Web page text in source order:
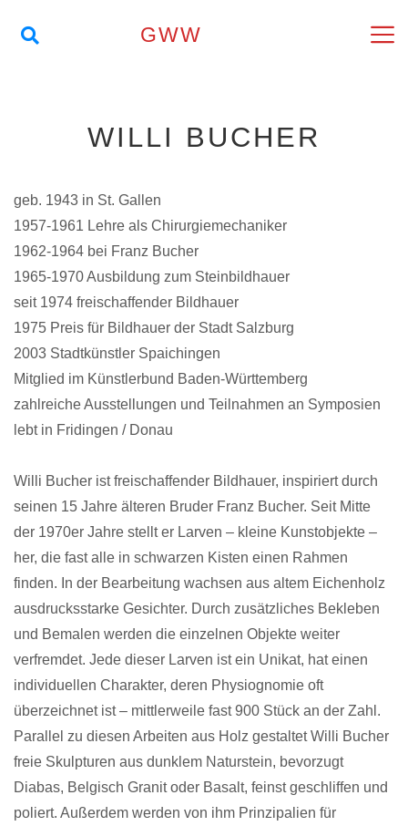
GWW
WILLI BUCHER
geb. 1943 in St. Gallen
1957-1961 Lehre als Chirurgiemechaniker
1962-1964 bei Franz Bucher
1965-1970 Ausbildung zum Steinbildhauer
seit 1974 freischaffender Bildhauer
1975 Preis für Bildhauer der Stadt Salzburg
2003 Stadtkünstler Spaichingen
Mitglied im Künstlerbund Baden-Württemberg
zahlreiche Ausstellungen und Teilnahmen an Symposien
lebt in Fridingen / Donau
Willi Bucher ist freischaffender Bildhauer, inspiriert durch
seinen 15 Jahre älteren Bruder Franz Bucher. Seit Mitte
der 1970er Jahre stellt er Larven – kleine Kunstobjekte –
her, die fast alle in schwarzen Kisten einen Rahmen
finden. In der Bearbeitung wachsen aus altem Eichenholz
ausdrucksstarke Gesichter. Durch zusätzliches Bekleben
und Bemalen werden die einzelnen Objekte weiter
verfremdet. Jede dieser Larven ist ein Unikat, hat einen
individuellen Charakter, deren Physiognomie oft
überzeichnet ist – mittlerweile fast 900 Stück an der Zahl.
Parallel zu diesen Arbeiten aus Holz gestaltet Willi Bucher
freie Skulpturen aus dunklem Naturstein, bevorzugt
Diabas, Belgisch Granit oder Basalt, feinst geschliffen und
poliert. Außerdem werden von ihm Prinzipalien für